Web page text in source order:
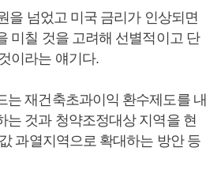
을 넘었고 미국 금리가 인상되면
미칠 것을 고려해 선별적이고 단
이라는 얘기다.
는 재건축초과이익 환수제도를 내
는 것과 청약조정대상 지역을 현
과열지역으로 확대하는 방안 등